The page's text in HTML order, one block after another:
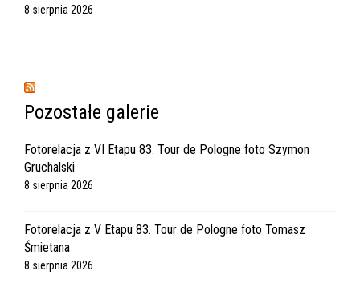
8 sierpnia 2026
Pozostałe galerie
Fotorelacja z VI Etapu 83. Tour de Pologne foto Szymon
Gruchalski
8 sierpnia 2026
Fotorelacja z V Etapu 83. Tour de Pologne foto Tomasz
Śmietana
8 sierpnia 2026